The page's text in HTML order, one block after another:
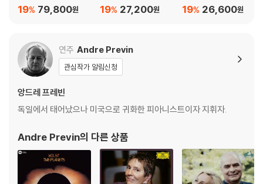
바이올린과 기타를 위
79,800원
19%
번, 아다지오, 론도 - 길
27,200원
19%
스트라를 위한 세 개의
26,600원
19%
연주 Andre Previn
관심작가 알림신청
앙드레 프레빈
독일에서 태어났으나 미국으로 귀화한 피아니스트이자 지휘자.
Andre Previn의 다른 상품